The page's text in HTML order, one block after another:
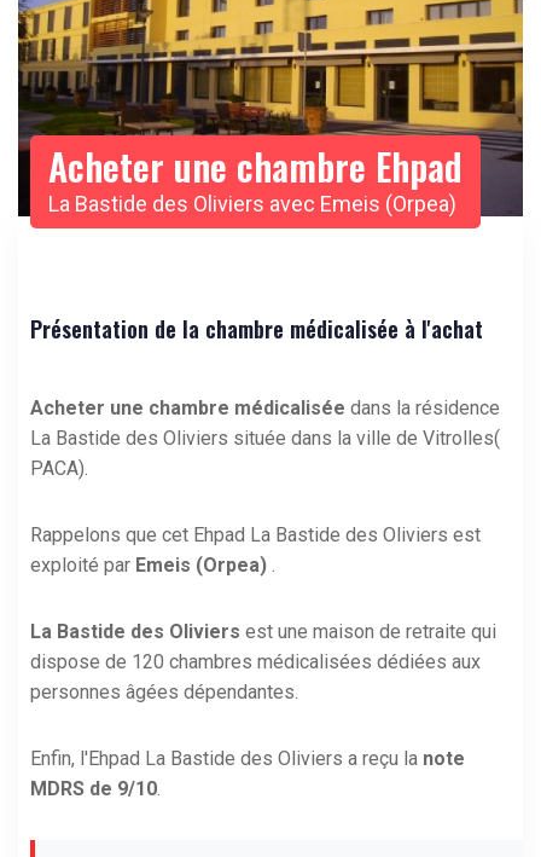
Acheter une chambre Ehpad
La Bastide des Oliviers avec Emeis (Orpea)
Présentation de la chambre médicalisée à l'achat
Acheter une chambre médicalisée dans la résidence
La Bastide des Oliviers située dans la ville de Vitrolles(
PACA).
Rappelons que cet Ehpad La Bastide des Oliviers est
exploité par Emeis (Orpea) .
La Bastide des Oliviers est une maison de retraite qui
dispose de 120 chambres médicalisées dédiées aux
personnes âgées dépendantes.
Enfin, l'Ehpad La Bastide des Oliviers a reçu la note
MDRS de 9/10.